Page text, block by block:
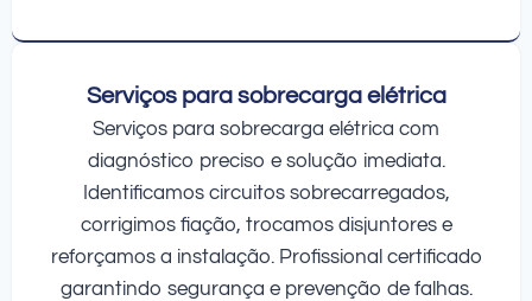
Serviços para sobrecarga elétrica
Serviços para sobrecarga elétrica com
diagnóstico preciso e solução imediata.
Identificamos circuitos sobrecarregados,
corrigimos fiação, trocamos disjuntores e
reforçamos a instalação. Profissional certificado
garantindo segurança e prevenção de falhas.